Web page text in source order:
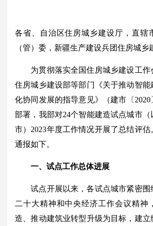
各省、自治区住房城乡建设厅，直辖
（管）委，新疆生产建设兵团住房城乡
为贯彻落实全国住房城乡建设工作
住房城乡建设部等部门《关于推动智能
化协同发展的指导意见》（建市〔2020
部署，我部对24个智能建造试点城市
市）2023年度工作情况开展了总结评
通报如下。
一、试点工作总体进展
试点开展以来，各试点城市紧密围
二十大精神和中央经济工作会议精神
造、推动建筑业转型升级为目标，建